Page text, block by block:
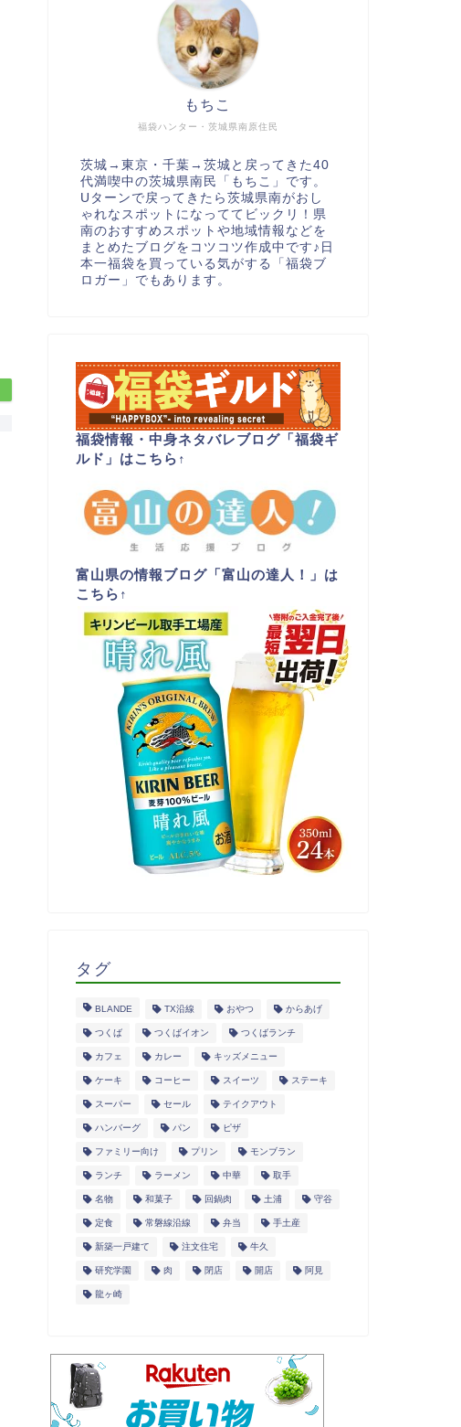
福袋ハンター・茨城県南原住民
もちこ
茨城→東京・千葉→茨城と戻ってきた40
代満喫中の茨城県南民「もちこ」です。
Uターンで戻ってきたら茨城県南がおし
ゃれなスポットになっててビックリ！県
南のおすすめスポットや地域情報などを
まとめたブログをコツコツ作成中です♪日
本一福袋を買っている気がする「福袋ブ
ロガー」でもあります。
福袋情報・中身ネタバレブログ「福袋ギ
ルド」はこちら ↑
富山県の情報ブログ「富山の達人！」は
こちら ↑
タグ
BLANDE TX沿線 おやつ からあげ
つくば つくばイオン つくばランチ
カフェ カレー キッズメニュー
ケーキ コーヒー スイーツ ステーキ
スーパー セール テイクアウト
ハンバーグ パン ピザ
ファミリー向け プリン モンブラン
ランチ ラーメン 中華 取手
名物 和菓子 回鍋肉 土浦 守谷
定食 常磐線沿線 弁当 手土産
新築一戸建て 注文住宅 牛久
研究学園 肉 閉店 開店 阿見
龍ヶ崎